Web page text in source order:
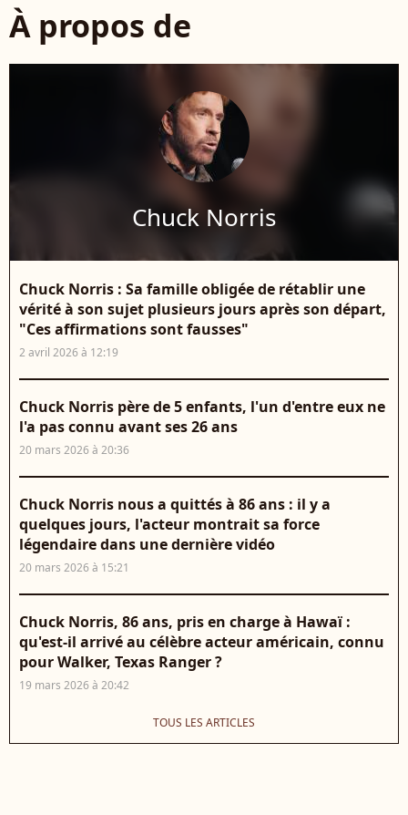
À propos de
Chuck Norris
Chuck Norris : Sa famille obligée de rétablir une
vérité à son sujet plusieurs jours après son départ,
"Ces affirmations sont fausses"
2 avril 2026 à 12:19
Chuck Norris père de 5 enfants, l'un d'entre eux ne
l'a pas connu avant ses 26 ans
20 mars 2026 à 20:36
Chuck Norris nous a quittés à 86 ans : il y a
quelques jours, l'acteur montrait sa force
légendaire dans une dernière vidéo
20 mars 2026 à 15:21
Chuck Norris, 86 ans, pris en charge à Hawaï :
qu'est-il arrivé au célèbre acteur américain, connu
pour Walker, Texas Ranger ?
19 mars 2026 à 20:42
TOUS LES ARTICLES